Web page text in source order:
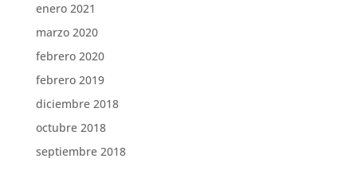
enero 2021
marzo 2020
febrero 2020
febrero 2019
diciembre 2018
octubre 2018
septiembre 2018